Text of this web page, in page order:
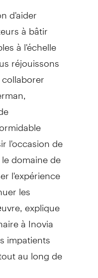
d'aider
à bâtir
à l'échelle
réjouissons
l'occasion de
domaine de
l'expérience
les
explique
à Inovia
impatients
au long de